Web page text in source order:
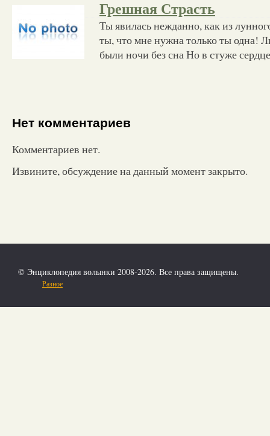
Грешная Страсть
Ты явилась нежданно, как из
ты, что мне нужна только ты одна!
были ночи без сна Но в стуже
Нет комментариев
Комментариев нет.
Извините, обсуждение на данный момент закрыто.
© Энциклопедия волынки 2008-2026. Все права защищены.
Разное